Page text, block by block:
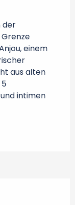
der
einem
aus alten
intimen